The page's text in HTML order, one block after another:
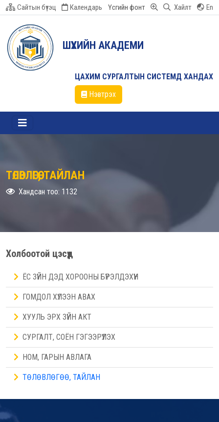
Сайтын бүтэц Календарь Үсгийн фонт Хайлт En
ШҮҮХИЙН АКАДЕМИ
ЦАХИМ СУРГАЛТЫН СИСТЕМД ХАНДАХ
Нэвтрэх
ТӨЛӨВЛӨГӨӨ, ТАЙЛАН
Хандсан тоо: 1132
Холбоотой цэсүүд
ЁС ЗҮЙН ДЭД ХОРООНЫ БҮРЭЛДЭХҮҮН
ГОМДОЛ ХҮЛЭЭН АВАХ
ХУУЛЬ ЭРХ ЗҮЙН АКТ
СУРГАЛТ, СОЁН ГЭГЭЭРҮҮЛЭХ
НОМ, ГАРЫН АВЛАГА
ТӨЛӨВЛӨГӨӨ, ТАЙЛАН